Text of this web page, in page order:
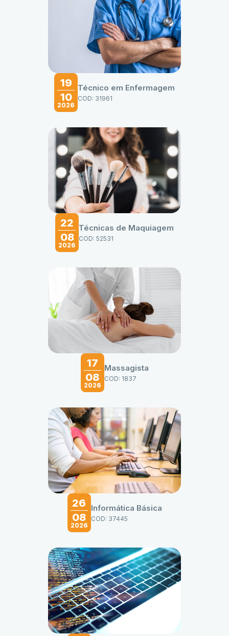
19
10
2026
Técnico em Enfermagem
COD: 31961
22
08
2026
Técnicas de Maquiagem
COD: 52531
17
08
2026
Massagista
COD: 1837
26
08
2026
Informática Básica
COD: 37445